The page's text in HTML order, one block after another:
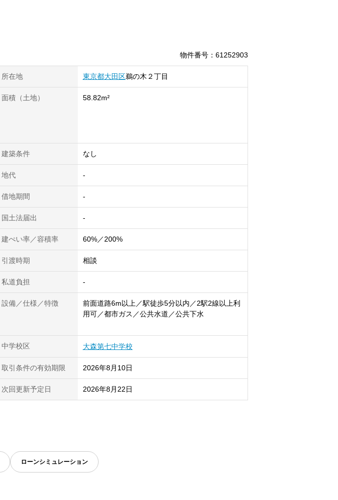
物件番号 ： 61252903
所在地 東京都大田区鵜の木 ２丁目
面積（土地） 58.82m²
建築条件 なし
地代 -
借地期間 -
国土法届出 -
建ぺい率／容積率 60%／200%
引渡時期 相談
私道負担 -
設備／仕様／特徴
前面道路6m以上／駅徒歩5分以内／2駅2線以上利
用可／都市ガス／公共水道／公共下水
中学校区 大森第七中学校
取引条件の有効期限 2026年8月10日
次回更新予定日 2026年8月22日
ローンシミュレーション